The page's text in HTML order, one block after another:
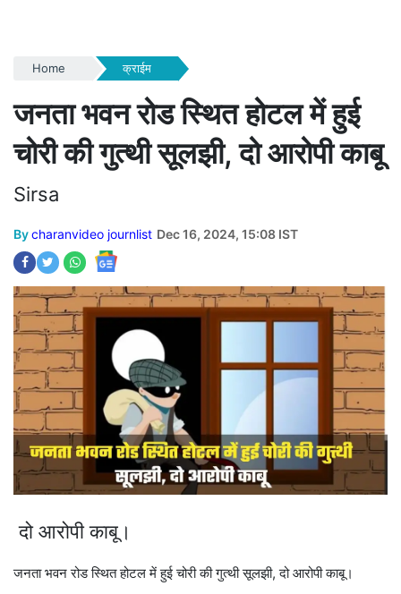
Home क्राईम
जनता भवन रोड स्थित होटल में हुई
चोरी की गुत्थी सूलझी, दो आरोपी काबू
Sirsa
Bycharanvideo journlist Dec 16, 2024, 15:08 IST
दो आरोपी काबू।
जनता भवन रोड स्थित होटल में हुई चोरी की गुत्थी सूलझी, दो आरोपी काबू।